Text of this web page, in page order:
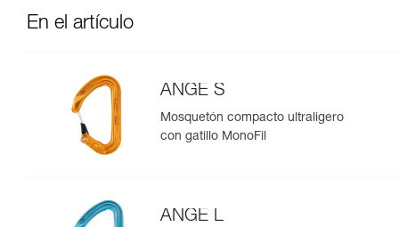
En el artículo
ANGE S
Mosquetón compacto ultraligero
con gatillo MonoFil
ANGE L